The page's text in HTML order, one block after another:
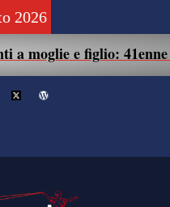
2026
e figlio: 41enne assolto.